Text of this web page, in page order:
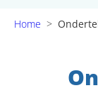
Home >